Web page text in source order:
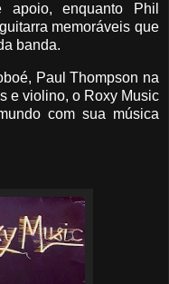
enquanto Phil
memoráveis que
banda.
Paul Thompson na
e violino, o Roxy Music
com sua música